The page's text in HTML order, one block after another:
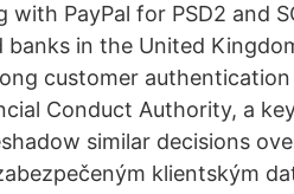
PayPal for PSD2 and
in the United
customer
Conduct Authority, a
similar decisions
klientským